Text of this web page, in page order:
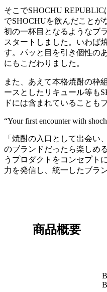
そこでSHOCHU
でSHOCHUを飲んだことが
初の一杯目となるようなブ
スタートしました。いわば
す。パッと目を引き個性の
にもこだわりました。
また、あえて本格焼酎の枠
ースとしたリキュール等も
ドには含まれていることも
“Your first encounter with
「焼酎の入口として出会い
のブランドだったら楽しめ
うプロダクトをコンセプト
力を発信し、統一したブラ
商品概要